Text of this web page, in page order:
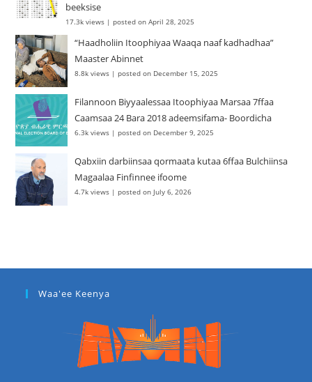
beeksise
17.3k views |posted on April 28, 2025
“Haadholiin Itoophiyaa Waaqa naaf kadhadhaa”
Maaster Abinnet
8.8k views |posted on December 15, 2025
Filannoon Biyyaalessaa Itoophiyaa Marsaa 7ffaa
Caamsaa 24 Bara 2018 adeemsifama- Boordicha
6.3k views |posted on December 9, 2025
Qabxiin darbiinsaa qormaata kutaa 6ffaa Bulchiinsa
Magaalaa Finfinnee ifoome
4.7k views |posted on July 6, 2026
Waa'ee Keenya